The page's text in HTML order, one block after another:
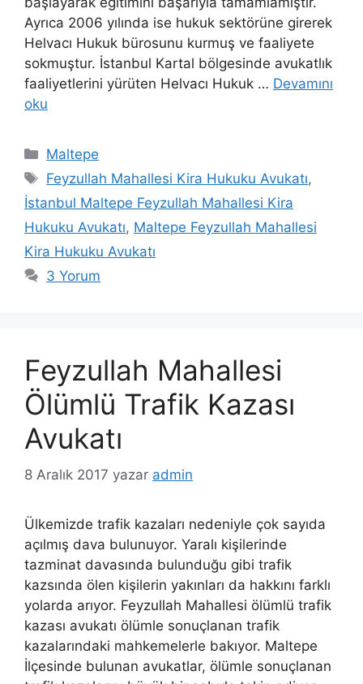
Ayrıca 2006 yılında ise hukuk sektörüne girerek
Helvacı Hukuk bürosunu kurmuş ve faaliyete
sokmuştur. İstanbul Kartal bölgesinde avukatlık
faaliyetlerini yürüten Helvacı Hukuk … Devamını
oku
Kategoriler
Maltepe
Etiketler
Feyzullah Mahallesi Kira Hukuku Avukatı,
İstanbul Maltepe Feyzullah Mahallesi Kira
Hukuku Avukatı, Maltepe Feyzullah Mahallesi
Kira Hukuku Avukatı
3 Yorum
Feyzullah Mahallesi
Ölümlü Trafik Kazası
Avukatı
8 Aralık 2017 yazar admin
Ülkemizde trafik kazaları nedeniyle çok sayıda
açılmış dava bulunuyor. Yaralı kişilerinde
tazminat davasında bulunduğu gibi trafik
kazsında ölen kişilerin yakınları da hakkını farklı
yolarda arıyor. Feyzullah Mahallesi ölümlü trafik
kazası avukatı ölümle sonuçlanan trafik
kazalarındaki mahkemelerle bakıyor. Maltepe
İlçesinde bulunan avukatlar, ölümle sonuçlanan